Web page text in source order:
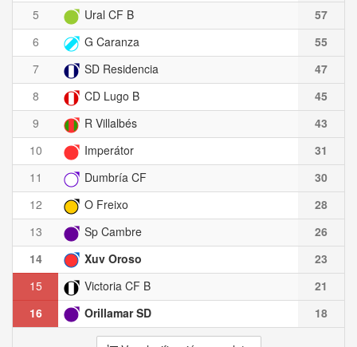
5
Ural CF B
57
6
G Caranza
55
7
SD Residencia
47
8
CD Lugo B
45
9
R Villalbés
43
10
Imperátor
31
11
Dumbría CF
30
12
O Freixo
28
13
Sp Cambre
26
14
Xuv Oroso
23
15
Victoria CF B
21
16
Orillamar SD 18